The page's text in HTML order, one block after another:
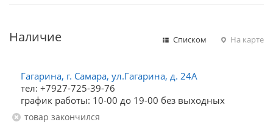
Наличие Списком На карте
Гагарина, г. Самара, ул.Гагарина, д. 24А
тел: +7927-725-39-76
график работы: 10-00 до 19-00 без выходных
Товар закончился